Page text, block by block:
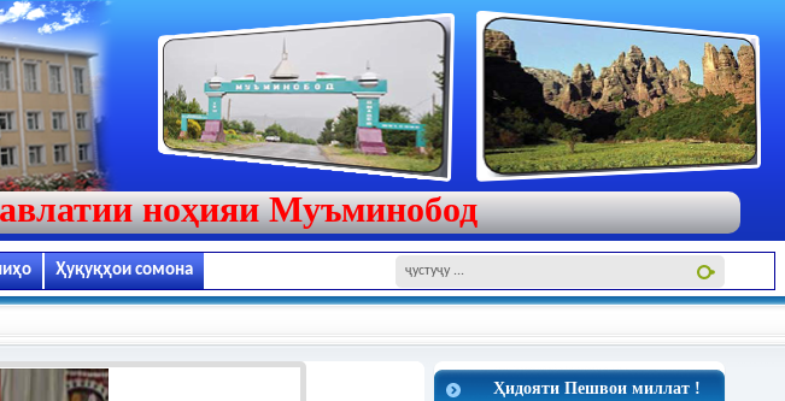
ноҳияи Муъминобод
Ҳуқуқҳои сомона
Ҳидояти Пешвои миллат !